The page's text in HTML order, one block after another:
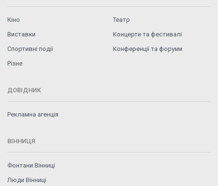
Кіно
Театр
Виставки
Концерти та фестивалі
Спортивні події
Конференції та форуми
Різне
ДОВІДНИК
Рекламна агенція
ВІННИЦЯ
Фонтани Вінниці
Люди Вінниці